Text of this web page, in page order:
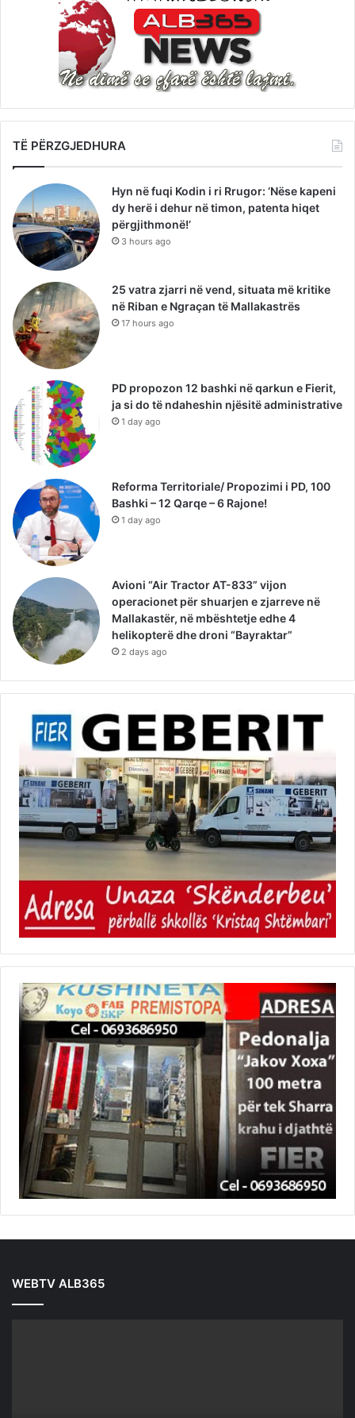
TË PËRZGJEDHURA
Hyn në fuqi Kodin i ri Rrugor: ‘Nëse kapeni
dy herë i dehur në timon, patenta hiqet
përgjithmonë!’
3 hours ago
25 vatra zjarri në vend, situata më kritike
në Riban e Ngraçan të Mallakastrës
17 hours ago
PD propozon 12 bashki në qarkun e Fierit,
ja si do të ndaheshin njësitë administrative
1 day ago
Reforma Territoriale/ Propozimi i PD, 100
Bashki – 12 Qarqe – 6 Rajone!
1 day ago
Avioni “Air Tractor AT-833” vijon
operacionet për shuarjen e zjarreve në
Mallakastër, në mbështetje edhe 4
helikopterë dhe droni “Bayraktar”
2 days ago
WEBTV ALB365